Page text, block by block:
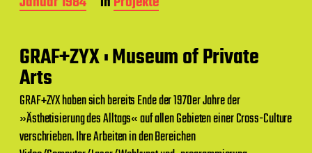
t
e
t
r
a
g
s
d
a
t
GRAF+ZYX : Museum of Private
Arts
GRAF+ZYX haben sich bereits Ende der 1970er Jahre der
»Ästhetisierung des Alltags« auf allen Gebieten einer Cross-Culture
verschrieben. Ihre Arbeiten in den Bereichen